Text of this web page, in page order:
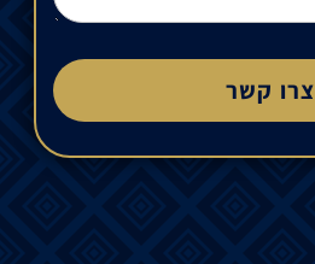
צרו קשר